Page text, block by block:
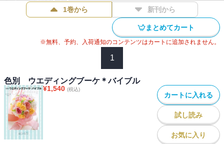
1巻から 新刊から
まとめてカート
※無料、予約、入荷通知のコンテンツはカートに追加されません。
1
色別 ウエディングブーケ＊バイブル
¥1,540 (税込)
カートに入れる
試し読み
お気に入り